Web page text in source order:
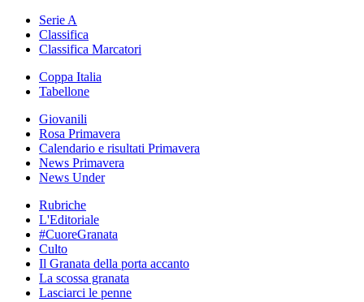
Serie A
Classifica
Classifica Marcatori
Coppa Italia
Tabellone
Giovanili
Rosa Primavera
Calendario e risultati Primavera
News Primavera
News Under
Rubriche
L'Editoriale
#CuoreGranata
Culto
Il Granata della porta accanto
La scossa granata
Lasciarci le penne